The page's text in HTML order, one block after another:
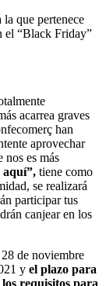
que pertenece
el “Black Friday”
acarrea graves
han
aprovechar
nos es más
aquí”, tiene como
se realizará
participar tus
canjear en los
de noviembre
y el plazo para
los requisitos para